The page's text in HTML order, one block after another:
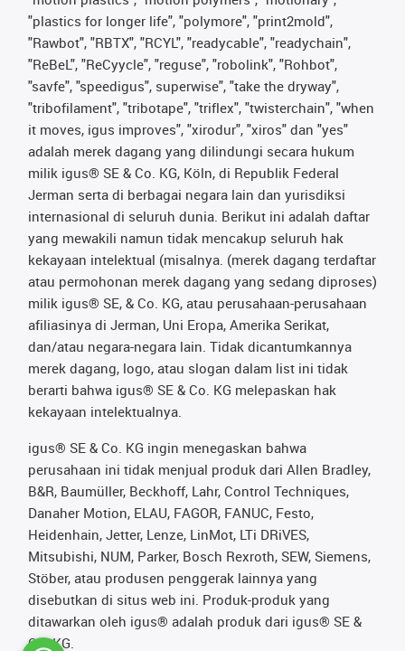
"plastics for longer life", "polymore", "print2mold",
"Rawbot", "RBTX", "RCYL", "readycable", "readychain",
"ReBeL", "ReCyycle", "reguse", "robolink", "Rohbot",
"savfe", "speedigus", superwise", "take the dryway",
"tribofilament", "tribotape", "triflex", "twisterchain", "when
it moves, igus improves", "xirodur", "xiros" dan "yes"
adalah merek dagang yang dilindungi secara hukum
milik igus® SE & Co. KG, Köln, di Republik Federal
Jerman serta di berbagai negara lain dan yurisdiksi
internasional di seluruh dunia. Berikut ini adalah daftar
yang mewakili namun tidak mencakup seluruh hak
kekayaan intelektual (misalnya. (merek dagang terdaftar
atau permohonan merek dagang yang sedang diproses)
milik igus® SE, & Co. KG, atau perusahaan-perusahaan
afiliasinya di Jerman, Uni Eropa, Amerika Serikat,
dan/atau negara-negara lain. Tidak dicantumkannya
merek dagang, logo, atau slogan dalam list ini tidak
berarti bahwa igus® SE & Co. KG melepaskan hak
kekayaan intelektualnya.
igus® SE & Co. KG ingin menegaskan bahwa
perusahaan ini tidak menjual produk dari Allen Bradley,
B&R, Baumüller, Beckhoff, Lahr, Control Techniques,
Danaher Motion, ELAU, FAGOR, FANUC, Festo,
Heidenhain, Jetter, Lenze, LinMot, LTi DRiVES,
Mitsubishi, NUM, Parker, Bosch Rexroth, SEW, Siemens,
Stöber, atau produsen penggerak lainnya yang
disebutkan di situs web ini. Produk-produk yang
ditawarkan oleh igus® adalah produk dari igus® SE &
Co. KG.